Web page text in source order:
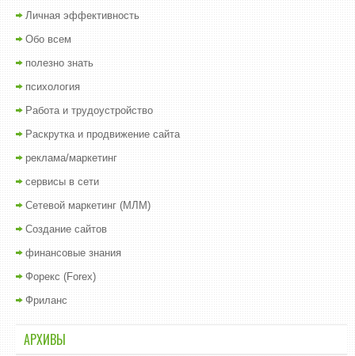
Личная эффективность
Обо всем
полезно знать
психология
Работа и трудоустройство
Раскрутка и продвижение сайта
реклама/маркетинг
сервисы в сети
Сетевой маркетинг (МЛМ)
Создание сайтов
финансовые знания
Форекс (Forex)
Фриланс
АРХИВЫ